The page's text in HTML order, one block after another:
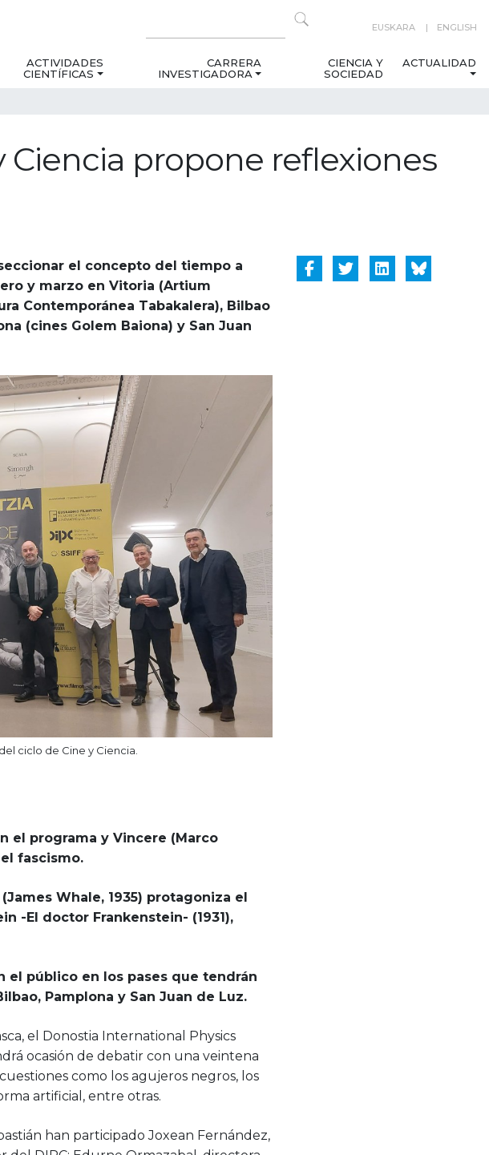
EUSKARA ENGLISH
ACTIVIDADES
CIENTÍFICAS
CARRERA
INVESTIGADORA
CIENCIA Y
SOCIEDAD
ACTUALIDAD
Ciencia propone reflexiones
el concepto del tiempo a
y marzo en Vitoria (Artium
Contemporánea Tabakalera), Bilbao
(cines Golem Baiona) y San Juan
ciclo de Cine y Ciencia.
el programa y Vincere (Marco
fascismo.
Whale, 1935) protagoniza el
-El doctor Frankenstein- (1931),
público en los pases que tendrán
Pamplona y San Juan de Luz.
el Donostia International Physics
ocasión de debatir con una veintena
como los agujeros negros, los
artificial, entre otras.
han participado Joxean Fernández,